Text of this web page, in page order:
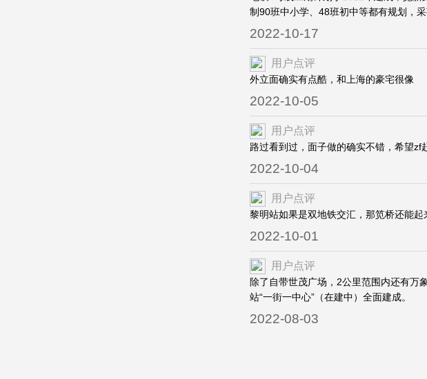
制90班中小学、48班初中等都有规划，
2022-10-17
用户点评
外立面确实有点酷，和上海的豪宅很像
2022-10-05
用户点评
路过看到过，面子做的确实不错，希望zf
2022-10-04
用户点评
黎明站如果是双地铁交汇，那笕桥还能起
2022-10-01
用户点评
除了自带世茂广场，2公里范围内还有万
站“一街一中心”（在建中）全面建成。
2022-08-03